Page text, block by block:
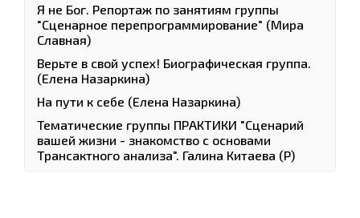
Я не Бог. Репортаж по занятиям группы
"Сценарное перепрограммирование" (Мира
Славная)
Верьте в свой успех! Биографическая группа.
(Елена Назаркина)
На пути к себе (Елена Назаркина)
Тематические группы ПРАКТИКИ "Сценарий
вашей жизни - знакомство с основами
Трансактного анализа". Галина Китаева (Р)